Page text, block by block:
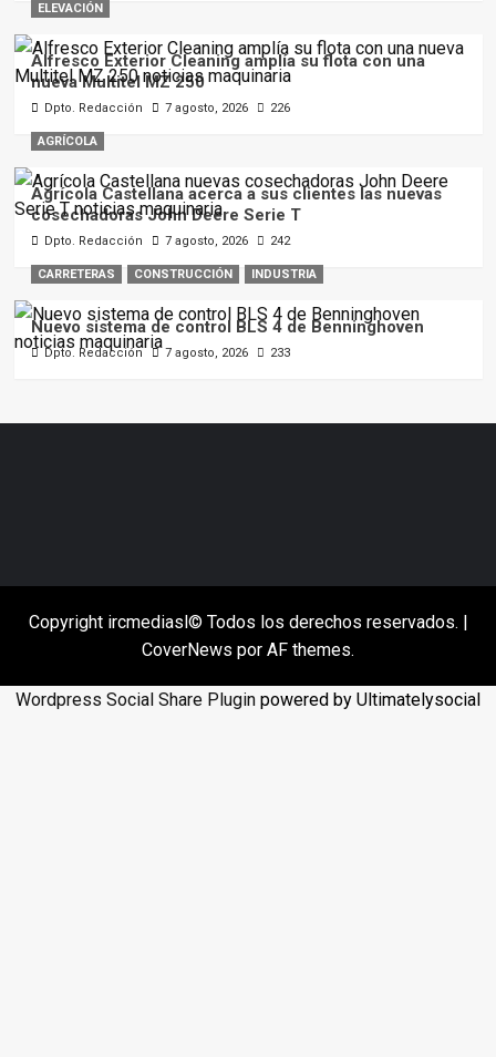
ELEVACIÓN
Alfresco Exterior Cleaning amplía su flota con una
nueva Multitel MZ 250
Dpto. Redacción 7 agosto, 2026 226
AGRÍCOLA
Agrícola Castellana acerca a sus clientes las nuevas
cosechadoras John Deere Serie T
Dpto. Redacción 7 agosto, 2026 242
CARRETERAS CONSTRUCCIÓN INDUSTRIA
Nuevo sistema de control BLS 4 de Benninghoven
Dpto. Redacción 7 agosto, 2026 233
Copyright ircmediasl© Todos los derechos reservados. |
CoverNews por AF themes.
Wordpress Social Share Plugin powered by Ultimatelysocial